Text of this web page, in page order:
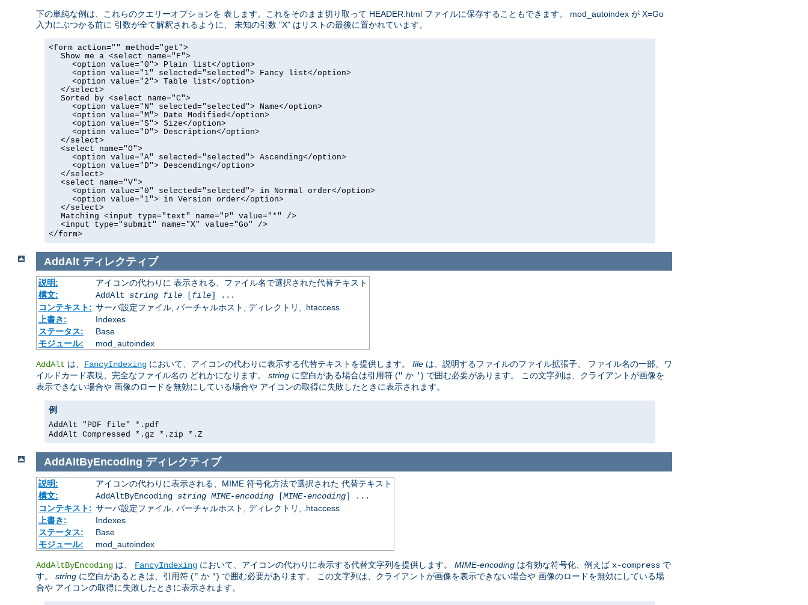
下の単純な例は、これらのクエリーオプションを 表します。これをそのまま切り取って HEADER.html ファイルに保存することもできます。 mod_autoindex が X=Go
入力にぶつかる前に 引数が全て解釈されるように、 未知の引数 "X" はリストの最後に置かれています。
<form action="" method="get">
Show me a <select name="F">
<option value="0"> Plain list</option>
<option value="1" selected="selected"> Fancy list</option>
<option value="2"> Table list</option>
</select>
Sorted by <select name="C">
<option value="N" selected="selected"> Name</option>
<option value="M"> Date Modified</option>
<option value="S"> Size</option>
<option value="D"> Description</option>
</select>
<select name="O">
<option value="A" selected="selected"> Ascending</option>
<option value="D"> Descending</option>
</select>
<select name="V">
<option value="0" selected="selected"> in Normal order</option>
<option value="1"> in Version order</option>
</select>
Matching <input type="text" name="P" value="*" />
<input type="submit" name="X" value="Go" />
</form>
AddAltディレクティブ
説明:
アイコンの代わりに 表示される、ファイル名で選択された代替テキスト
構文:
AddAlt string file[file] ...
コンテキスト: サーバ設定ファイル, バーチャルホスト, ディレクトリ, .htaccess
上書き:
Indexes
ステータス:
Base
モジュール:
mod_autoindex
AddAlt は、 FancyIndexing において、アイコンの代わりに表示する代替テキストを提供します。 file は、説明するファイルのファイル拡張子、 ファイル名の一部、ワ
イルドカード表現、完全なファイル名の どれかになります。 string に空白がある場合は引用符 (" か ') で囲む必要があります。 この文字列は、クライアントが画像を
表示できない場合や 画像のロードを無効にしている場合や アイコンの取得に失敗したときに表示されます。
例
AddAlt "PDF file" *.pdf
AddAlt Compressed *.gz *.zip *.Z
AddAltByEncoding ディレクティブ
説明:
アイコンの代わりに表示される、MIME 符号化方法で選択された 代替テキスト
構文:
AddAltByEncoding string MIME-encoding[MIME-encoding] ...
コンテキスト: サーバ設定ファイル, バーチャルホスト, ディレクトリ, .htaccess
上書き:
Indexes
ステータス:
Base
モジュール:
mod_autoindex
AddAltByEncoding は、 FancyIndexing において、アイコンの代わりに表示する代替文字列を提供します。 MIME-encoding は有効な符号化、例えば x-compress で
す。 string に空白があるときは、引用符 (" か ') で囲む必要があります。 この文字列は、クライアントが画像を表示できない場合や 画像のロードを無効にしている場
合や アイコンの取得に失敗したときに表示されます。